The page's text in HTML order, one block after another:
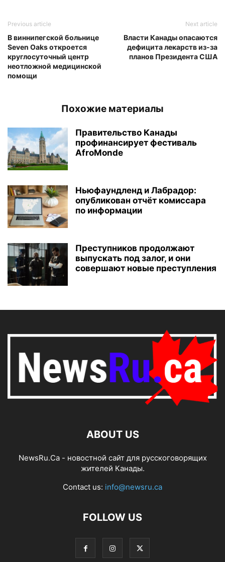
Previous article
В виннипегской больнице
Seven Oaks откроется
круглосуточный центр
неотложной медицинской
помощи
Next article
Власти Канады опасаются
дефицита лекарств из-за
планов Президента США
Похожие материалы
Правительство Канады
профинансирует фестиваль
AfroMonde
Ньюфаундленд и Лабрадор:
опубликован отчёт комиссара
по информации
Преступников продолжают
выпускать под залог, и они
совершают новые преступления
ABOUT US
NewsRu.Ca - новостной сайт для русскоговорящих
жителей Канады.
Contact us: info@newsru.ca
FOLLOW US